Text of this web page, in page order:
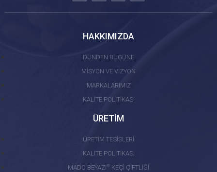
HAKKIMIZDA
DÜNDEN BUGÜNE
MİSYON VE VİZYON
MARKALARIMIZ
KALİTE POLİTİKASI
ÜRETİM
ÜRETİM TESİSLERİ
KALİTE POLİTİKASI
MADO BEYAZI® KEÇİ ÇİFTLİĞİ